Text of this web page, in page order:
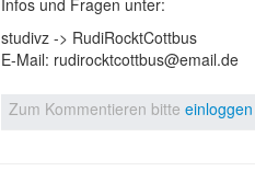
Infos und Fragen unter:
studivz -> RudiRocktCottbus
E-Mail: rudirocktcottbus@email.de
Zum Kommentieren bitte einloggen